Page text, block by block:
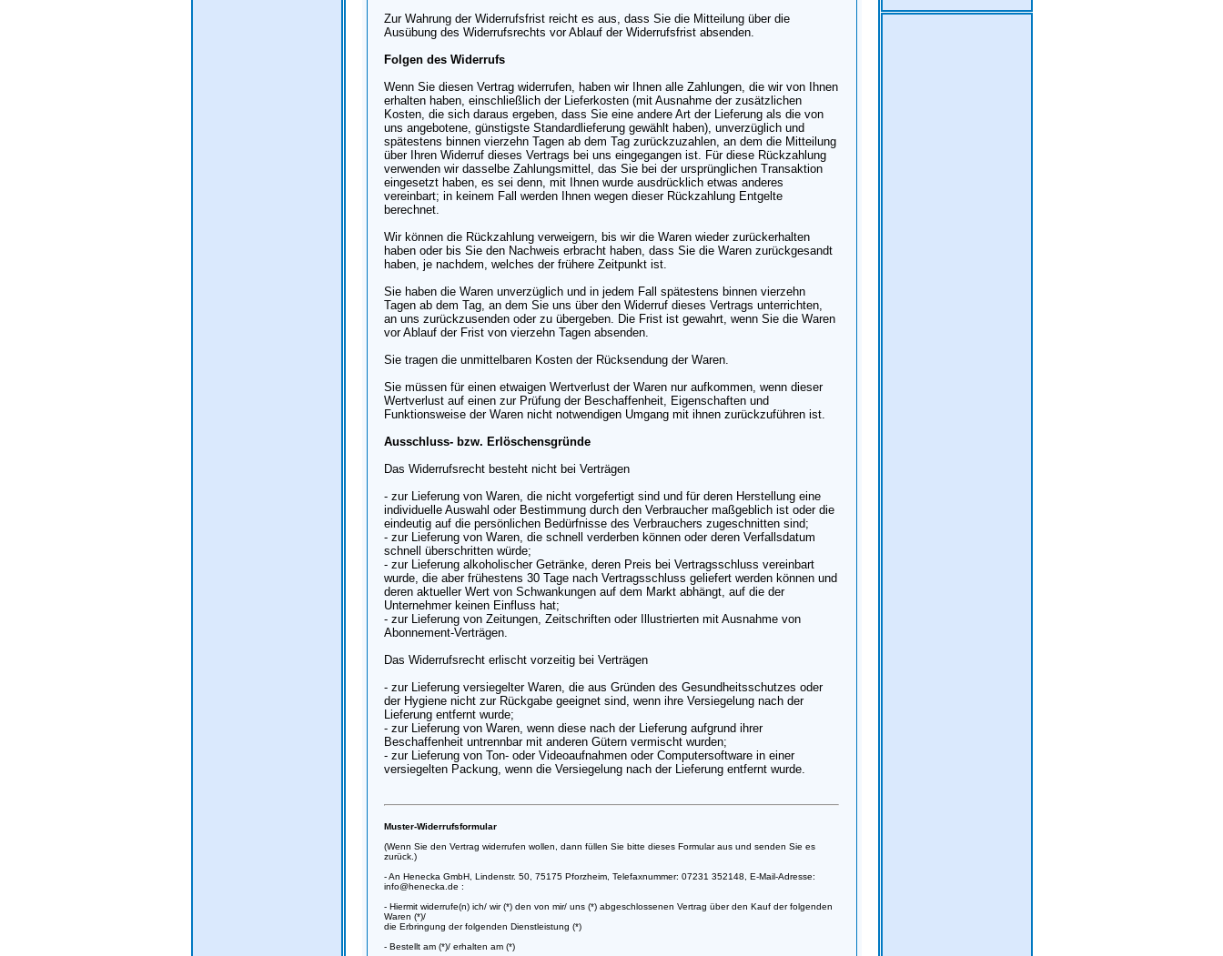
Zur Wahrung der Widerrufsfrist reicht es aus, dass Sie die Mitteilung über die
Ausübung des Widerrufsrechts vor Ablauf der Widerrufsfrist absenden.
Folgen des Widerrufs
Wenn Sie diesen Vertrag widerrufen, haben wir Ihnen alle Zahlungen, die wir von Ihnen
erhalten haben, einschließlich der Lieferkosten (mit Ausnahme der zusätzlichen
Kosten, die sich daraus ergeben, dass Sie eine andere Art der Lieferung als die von
uns angebotene, günstigste Standardlieferung gewählt haben), unverzüglich und
spätestens binnen vierzehn Tagen ab dem Tag zurückzuzahlen, an dem die Mitteilung
über Ihren Widerruf dieses Vertrags bei uns eingegangen ist. Für diese Rückzahlung
verwenden wir dasselbe Zahlungsmittel, das Sie bei der ursprünglichen Transaktion
eingesetzt haben, es sei denn, mit Ihnen wurde ausdrücklich etwas anderes
vereinbart; in keinem Fall werden Ihnen wegen dieser Rückzahlung Entgelte
berechnet.
Wir können die Rückzahlung verweigern, bis wir die Waren wieder zurückerhalten
haben oder bis Sie den Nachweis erbracht haben, dass Sie die Waren zurückgesandt
haben, je nachdem, welches der frühere Zeitpunkt ist.
Sie haben die Waren unverzüglich und in jedem Fall spätestens binnen vierzehn
Tagen ab dem Tag, an dem Sie uns über den Widerruf dieses Vertrags unterrichten,
an uns zurückzusenden oder zu übergeben. Die Frist ist gewahrt, wenn Sie die Waren
vor Ablauf der Frist von vierzehn Tagen absenden.
Sie tragen die unmittelbaren Kosten der Rücksendung der Waren.
Sie müssen für einen etwaigen Wertverlust der Waren nur aufkommen, wenn dieser
Wertverlust auf einen zur Prüfung der Beschaffenheit, Eigenschaften und
Funktionsweise der Waren nicht notwendigen Umgang mit ihnen zurückzuführen ist.
Ausschluss- bzw. Erlöschensgründe
Das Widerrufsrecht besteht nicht bei Verträgen
- zur Lieferung von Waren, die nicht vorgefertigt sind und für deren Herstellung eine
individuelle Auswahl oder Bestimmung durch den Verbraucher maßgeblich ist oder die
eindeutig auf die persönlichen Bedürfnisse des Verbrauchers zugeschnitten sind;
- zur Lieferung von Waren, die schnell verderben können oder deren Verfallsdatum
schnell überschritten würde;
- zur Lieferung alkoholischer Getränke, deren Preis bei Vertragsschluss vereinbart
wurde, die aber frühestens 30 Tage nach Vertragsschluss geliefert werden können und
deren aktueller Wert von Schwankungen auf dem Markt abhängt, auf die der
Unternehmer keinen Einfluss hat;
- zur Lieferung von Zeitungen, Zeitschriften oder Illustrierten mit Ausnahme von
Abonnement-Verträgen.
Das Widerrufsrecht erlischt vorzeitig bei Verträgen
- zur Lieferung versiegelter Waren, die aus Gründen des Gesundheitsschutzes oder
der Hygiene nicht zur Rückgabe geeignet sind, wenn ihre Versiegelung nach der
Lieferung entfernt wurde;
- zur Lieferung von Waren, wenn diese nach der Lieferung aufgrund ihrer
Beschaffenheit untrennbar mit anderen Gütern vermischt wurden;
- zur Lieferung von Ton- oder Videoaufnahmen oder Computersoftware in einer
versiegelten Packung, wenn die Versiegelung nach der Lieferung entfernt wurde.
Muster-Widerrufsformular
(Wenn Sie den Vertrag widerrufen wollen, dann füllen Sie bitte dieses Formular aus und senden Sie es
zurück.)
- An Henecka GmbH, Lindenstr. 50, 75175 Pforzheim, Telefaxnummer: 07231 352148, E-Mail-Adresse:
info@henecka.de :
- Hiermit widerrufe(n) ich/ wir (*) den von mir/ uns (*) abgeschlossenen Vertrag über den Kauf der folgenden
Waren (*)/
die Erbringung der folgenden Dienstleistung (*)
- Bestellt am (*)/ erhalten am (*)